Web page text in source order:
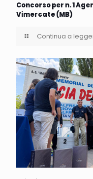
Concorso per n. 1
Vimercate (MB)
Continua a